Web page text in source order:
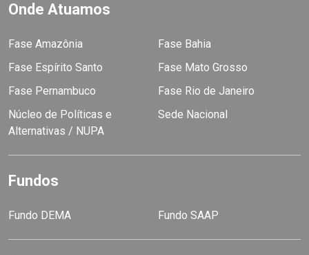
Onde Atuamos
Fase Amazônia
Fase Bahia
Fase Espírito Santo
Fase Mato Grosso
Fase Pernambuco
Fase Rio de Janeiro
Núcleo de Políticas e
Alternativas / NUPA
Sede Nacional
Fundos
Fundo DEMA Fundo SAAP